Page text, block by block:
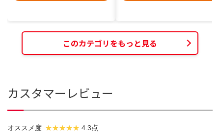
このカテゴリをもっと見る
カスタマーレビュー
オススメ度 4.3点